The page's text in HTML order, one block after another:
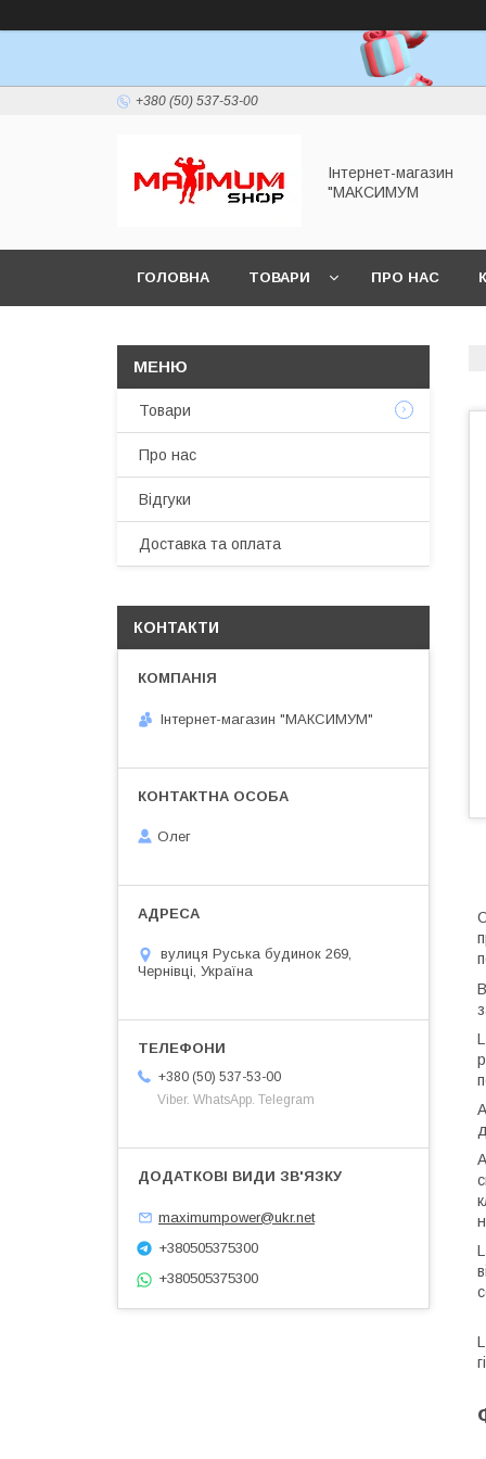
+380 (50) 537-53-00
Інтернет-магазин
"МАКСИМУМ
ГОЛОВНА ТОВАРИ ПРО НАС
Товари
Про нас
Відгуки
Доставка та оплата
КОНТАКТИ
Інтернет-магазин "МАКСИМУМ"
Олег
вулиця Руська будинок 269,
Чернівці, Україна
+380 (50) 537-53-00
Viber. WhatsApp. Telegram
maximumpower@ukr.net
+380505375300
+380505375300